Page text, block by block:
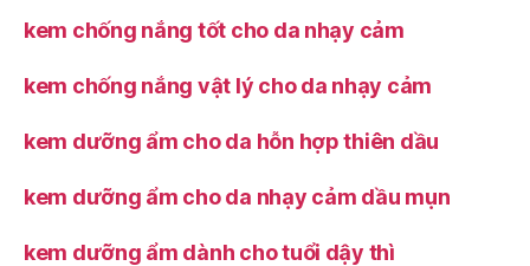
kem chống nắng tốt cho da nhạy cảm
kem chống nắng vật lý cho da nhạy cảm
kem dưỡng ẩm cho da hỗn hợp thiên dầu
kem dưỡng ẩm cho da nhạy cảm dầu mụn
kem dưỡng ẩm dành cho tuổi dậy thì